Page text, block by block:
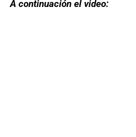
A continuación el video: